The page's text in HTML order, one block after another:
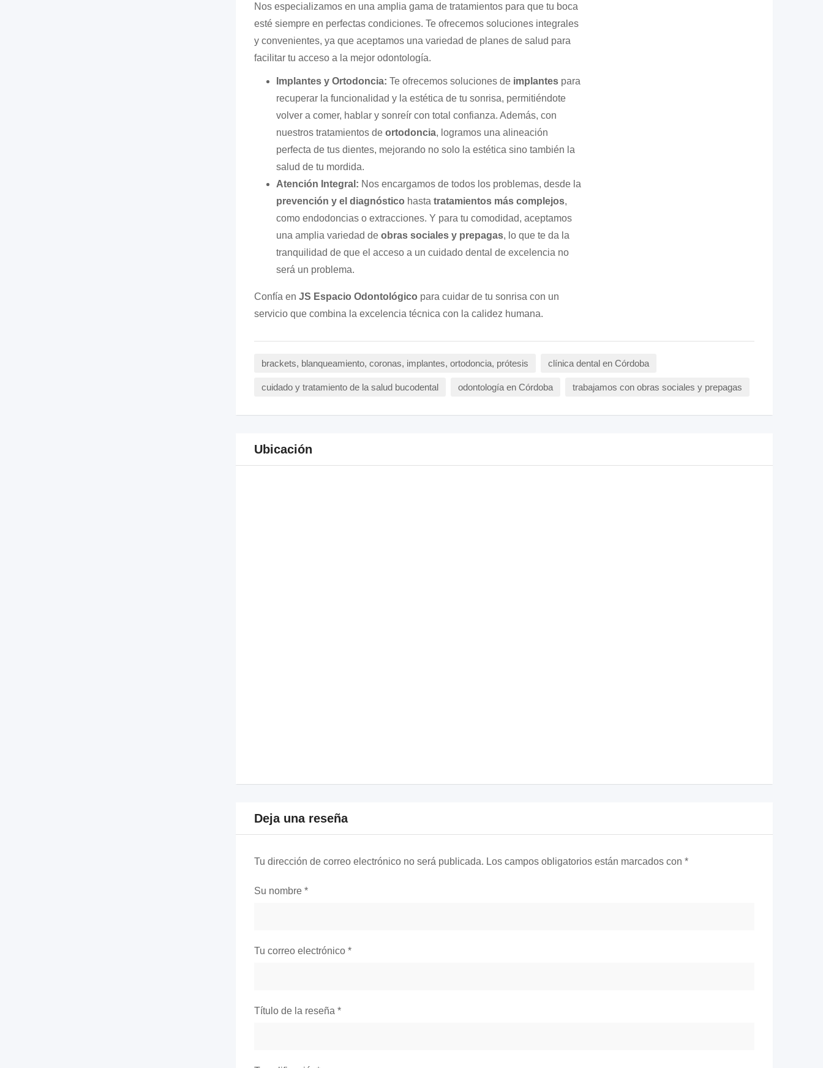
Nos especializamos en una amplia gama de tratamientos para que tu boca
esté siempre en perfectas condiciones. Te ofrecemos soluciones integrales
y convenientes, ya que aceptamos una variedad de planes de salud para
facilitar tu acceso a la mejor odontología.
Implantes y Ortodoncia: Te ofrecemos soluciones de implantespara
recuperar la funcionalidad y la estética de tu sonrisa, permitiéndote
volver a comer, hablar y sonreír con total confianza. Además, con
nuestros tratamientos de ortodoncia, logramos una alineación
perfecta de tus dientes, mejorando no solo la estética sino también la
salud de tu mordida.
Atención Integral: Nos encargamos de todos los problemas, desde la
prevención y el diagnóstico hasta tratamientos más complejos,
como endodoncias o extracciones. Y para tu comodidad, aceptamos
una amplia variedad de obras sociales y prepagas, lo que te da la
tranquilidad de que el acceso a un cuidado dental de excelencia no
será un problema.
Confía en JS Espacio Odontológico para cuidar de tu sonrisa con un
servicio que combina la excelencia técnica con la calidez humana.
brackets, blanqueamiento, coronas, implantes, ortodoncia, prótesis clínica dental en Córdoba
cuidado y tratamiento de la salud bucodental odontología en Córdoba trabajamos con obras sociales y prepagas
Ubicación
Deja una reseña
Tu dirección de correo electrónico no será publicada. Los campos obligatorios están marcados con *
Su nombre *
Tu correo electrónico *
Título de la reseña *